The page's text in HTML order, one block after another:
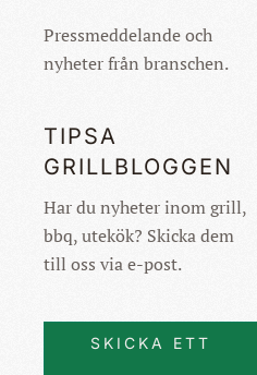
Pressmeddelande och
nyheter från branschen.
TIPSA
GRILLBLOGGEN
Har du nyheter inom grill,
bbq, utekök? Skicka dem
till oss via e-post.
SKICKA ETT